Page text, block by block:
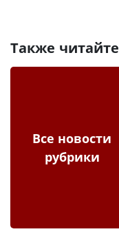
Также читайте
Все новости
рубрики